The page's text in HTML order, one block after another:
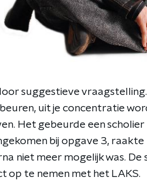
suggestieve vraagstelling.
uit je concentratie
Het gebeurde een
bij opgave 3,
niet meer mogelijk was.
op te nemen met het LAKS.